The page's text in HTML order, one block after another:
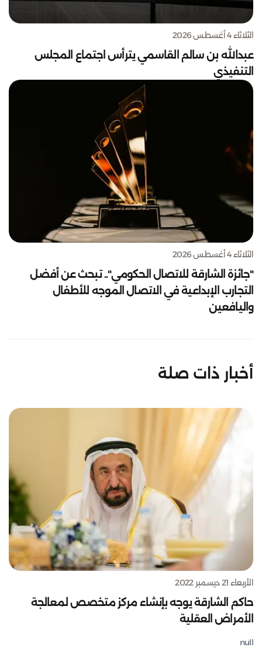
الثلاثاء 4 أغسطس 2026
عبدالله بن سالم القاسمي يترأس اجتماع المجلس
التنفيذي
الثلاثاء 4 أغسطس 2026
"جائزة الشارقة للاتصال الحكومي".. تبحث عن أفضل
التجارب الإبداعية في الاتصال الموجه للأطفال
واليافعين
أخبار ذات صلة
الأربعاء 21 ديسمبر 2022
حاكم الشارقة يوجه بإنشاء مركز متخصص لمعالجة
الأمراض العقلية
null